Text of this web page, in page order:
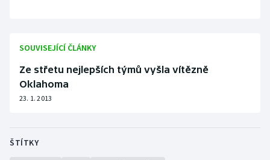
Ostatní
SOUVISEJÍCÍ ČLÁNKY
Ze střetu nejlepších týmů vyšla vítězně
Oklahoma
23. 1. 2013
ŠTÍTKY